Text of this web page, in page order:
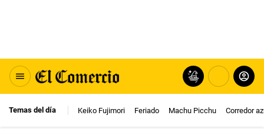
Temas del día Keiko Fujimori Feriado Machu Picchu Corredor